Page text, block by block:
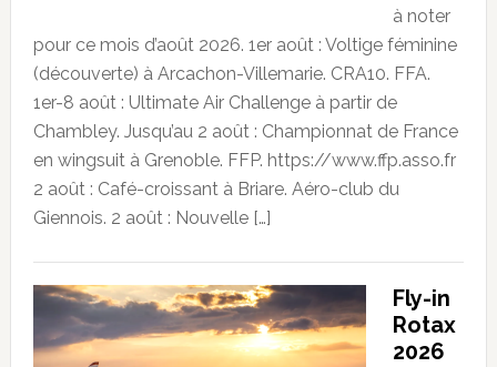
à noter
pour ce mois d’août 2026. 1er août : Voltige féminine
(découverte) à Arcachon-Villemarie. CRA10. FFA.
1er-8 août : Ultimate Air Challenge à partir de
Chambley. Jusqu’au 2 août : Championnat de France
en wingsuit à Grenoble. FFP. https://www.ffp.asso.fr
2 août : Café-croissant à Briare. Aéro-club du
Giennois. 2 août : Nouvelle […]
Fly-in
Rotax
2026